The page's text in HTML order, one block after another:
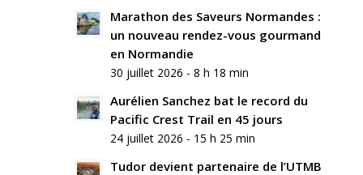
Laisser
commentaire
Rejoindre
Marathon des Saveurs Normandes :
un nouveau rendez-vous gourmand
en Normandie
30 juillet 2026 - 8 h 18 min
Aurélien Sanchez bat le record du
Pacific Crest Trail en 45 jours
24 juillet 2026 - 15 h 25 min
Tudor devient partenaire de l’UTMB